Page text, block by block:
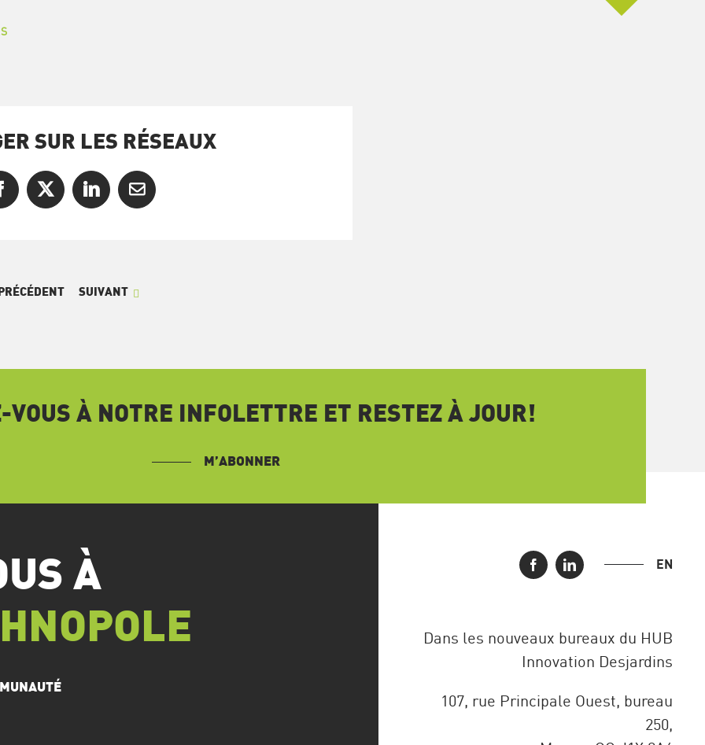
SUR LES RÉSEAUX
X LinkedInCourriel
PRÉCÉDENT SUIVANT
VOUS À NOTRE INFOLETTRE ET RESTEZ À JOUR!
M’ABONNER
À
EN
Dans les nouveaux bureaux du HUB
Innovation Desjardins
107, rue Principale Ouest, bureau
250,